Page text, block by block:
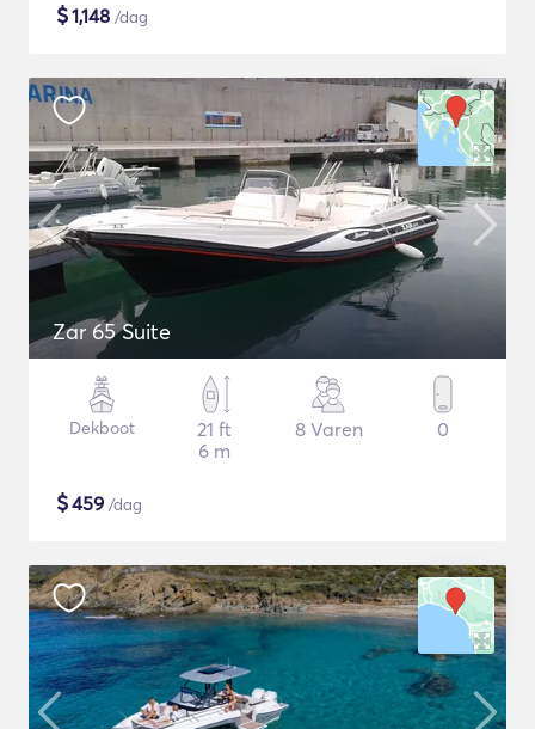
$1,148 /dag
Zar 65 Suite
Dekboot
21 ft
6 m
8 Varen 0
$459 /dag